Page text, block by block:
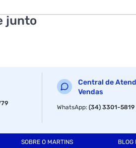
junto
Central de
Vendas
WhatsApp:(34) 3301-5819
SOBRE O MARTINS BLOG